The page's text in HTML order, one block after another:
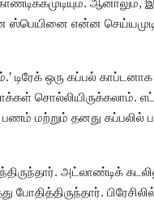
ஸ்பெயினை என்ன
டிரேக் ஒரு கப்பல்
மற்றும் தனது கப்பலில்
அட்லாண்டிக்